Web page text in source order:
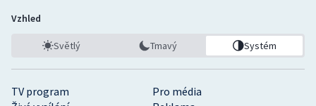
TV program
Pro média
Vzhled
Světlý Tmavý Systém